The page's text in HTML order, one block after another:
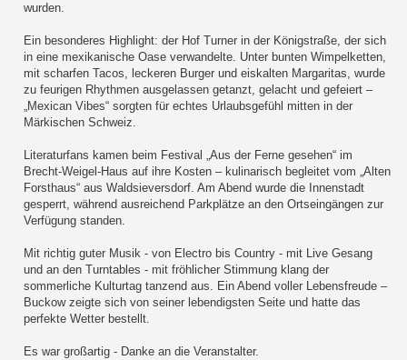
wurden.
Ein besonderes Highlight: der Hof Turner in der Königstraße, der sich
in eine mexikanische Oase verwandelte. Unter bunten Wimpelketten,
mit scharfen Tacos, leckeren Burger und eiskalten Margaritas, wurde
zu feurigen Rhythmen ausgelassen getanzt, gelacht und gefeiert –
„Mexican Vibes“ sorgten für echtes Urlaubsgefühl mitten in der
Märkischen Schweiz.
Literaturfans kamen beim Festival „Aus der Ferne gesehen“ im
Brecht-Weigel-Haus auf ihre Kosten – kulinarisch begleitet vom „Alten
Forsthaus“ aus Waldsieversdorf. Am Abend wurde die Innenstadt
gesperrt, während ausreichend Parkplätze an den Ortseingängen zur
Verfügung standen.
Mit richtig guter Musik - von Electro bis Country - mit Live Gesang
und an den Turntables - mit fröhlicher Stimmung klang der
sommerliche Kulturtag tanzend aus. Ein Abend voller Lebensfreude –
Buckow zeigte sich von seiner lebendigsten Seite und hatte das
perfekte Wetter bestellt.
Es war großartig - Danke an die Veranstalter.